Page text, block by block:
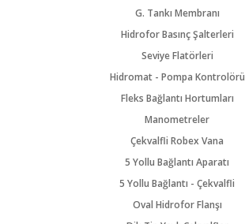
G. Tankı Membranı
Hidrofor Basınç Şalterleri
Seviye Flatörleri
Hidromat - Pompa Kontrolörü
Fleks Bağlantı Hortumları
Manometreler
Çekvalfli Robex Vana
5 Yollu Bağlantı Aparatı
5 Yollu Bağlantı - Çekvalfli
Oval Hidrofor Flanşı